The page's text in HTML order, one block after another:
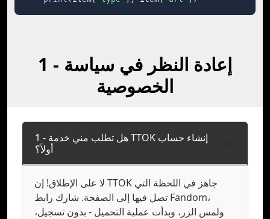
1 - إعادة النظر في سياسة
الخصوصية
1 - هل تطلب مني خدمة TTOK إنشاء حساب
أولاً؟
لا على الإطلاق! إن TTOK جاهز في اللحظة التي
تصل فيها إلى الصفحة. شارك رابط Fandom،
ولمس الزر، وبدأت عملية التحميل - بدون تسجيل،